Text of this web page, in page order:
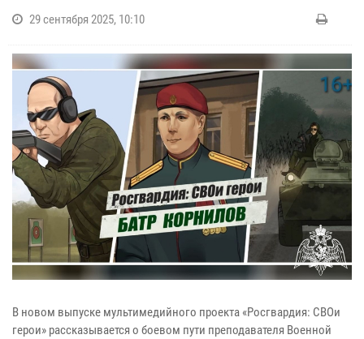
29 сентября 2025, 10:10
В новом выпуске мультимедийного проекта «Росгвардия: СВОи
герои» рассказывается о боевом пути преподавателя Военной